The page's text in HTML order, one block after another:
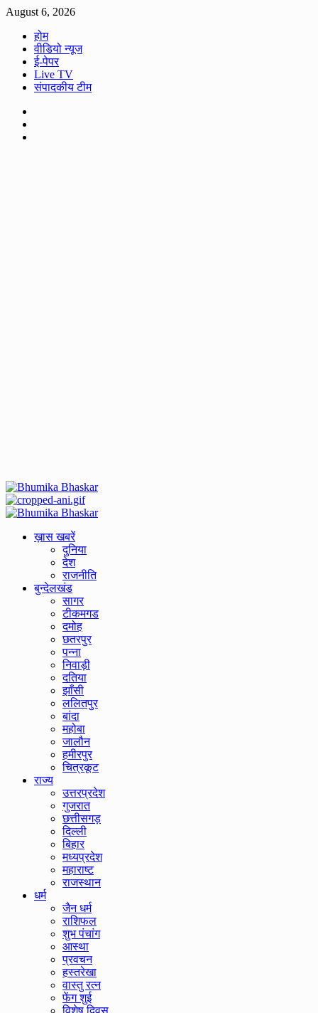
Skip
content
August 6, 2026
होम
वीडियो न्यूज
ई-पेपर
Live TV
संपादकीय टीम
Primary
ख़ास खबरें
दुनिया
देश
राजनीति
बुन्देलखंड
सागर
टीकमगड
दमोह
छतरपुर
पन्ना
निवाड़ी
दतिया
झाँसी
ललितपुर
बांदा
महोबा
जालौन
हमीरपुर
चित्रकूट
राज्य
उत्तरप्रदेश
गुजरात
छत्तीसगड़
दिल्ली
बिहार
मध्यप्रदेश
महाराष्ट
राजस्थान
धर्म
जैन धर्म
राशिफल
शुभ पंचांग
आस्था
प्रवचन
हस्तरेखा
वास्तु रत्न
फेंग शुई
विशेष दिवस